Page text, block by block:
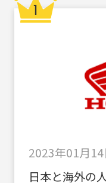
2023年01月14
日本と海外の